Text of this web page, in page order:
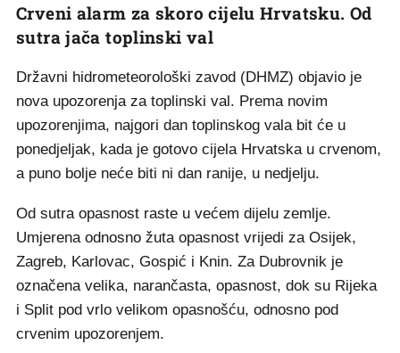
Crveni alarm za skoro cijelu Hrvatsku. Od
sutra jača toplinski val
Državni hidrometeorološki zavod (DHMZ) objavio je
nova upozorenja za toplinski val. Prema novim
upozorenjima, najgori dan toplinskog vala bit će u
ponedjeljak, kada je gotovo cijela Hrvatska u crvenom,
a puno bolje neće biti ni dan ranije, u nedjelju.
Od sutra opasnost raste u većem dijelu zemlje.
Umjerena odnosno žuta opasnost vrijedi za Osijek,
Zagreb, Karlovac, Gospić i Knin. Za Dubrovnik je
označena velika, narančasta, opasnost, dok su Rijeka
i Split pod vrlo velikom opasnošću, odnosno pod
crvenim upozorenjem.